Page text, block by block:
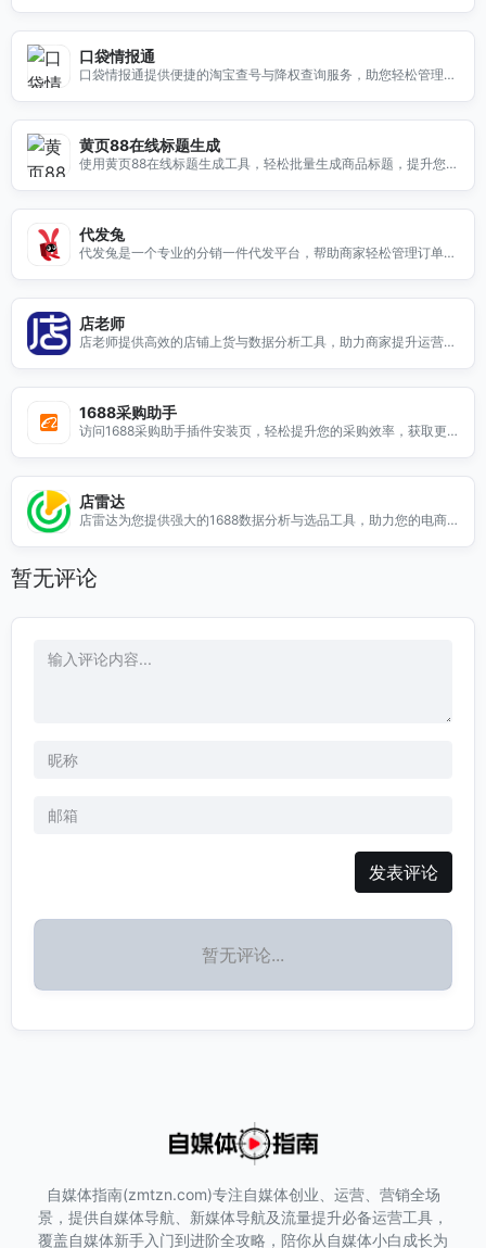
口袋情报通
口袋情报通提供便捷的淘宝查号与降权查询服务，助您轻松管理店
黄页88在线标题生成
使用黄页88在线标题生成工具，轻松批量生成商品标题，提升您的
代发兔
代发兔是一个专业的分销一件代发平台，帮助商家轻松管理订单与
店老师
店老师提供高效的店铺上货与数据分析工具，助力商家提升运营效
1688采购助手
访问1688采购助手插件安装页，轻松提升您的采购效率，获取更
店雷达
店雷达为您提供强大的1688数据分析与选品工具，助力您的电商
暂无评论
发表评论
暂无评论...
自媒体指南(zmtzn.com)专注自媒体创业、运营、营销全场
景，提供自媒体导航、新媒体导航及流量提升必备运营工具，
覆盖自媒体新手入门到进阶全攻略，陪你从自媒体小白成长为